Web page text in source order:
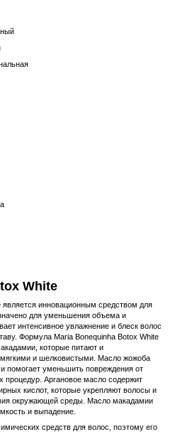
White
является инновационным средством для
для уменьшения объема и
интенсивное увлажнение и блеск волос
Формула Maria Bonequinha Botox White
которые питают и
и шелковистыми. Масло жожоба
помогает уменьшить повреждения от
процедур. Аргановое масло содержит
кислот, которые укрепляют волосы и
окружающей среды. Масло макадамии
и выпадение.
средств для волос, поэтому его